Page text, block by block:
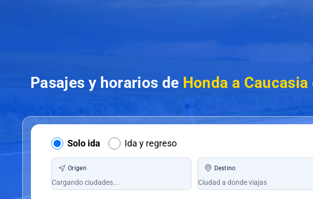
Pasajes y horarios de Honda a
Solo ida Ida y regreso
Origen Destino